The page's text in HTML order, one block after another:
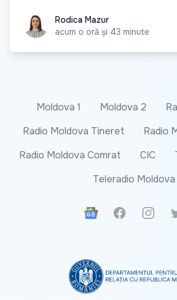
Rodica MazurRodica Mazur
acum o oră și 43 minute
Moldova 1 Moldova 2
Radio Moldova Tineret
Radio
Radio Moldova Comrat
CIC
Teleradio Moldova
Google News
Facebook